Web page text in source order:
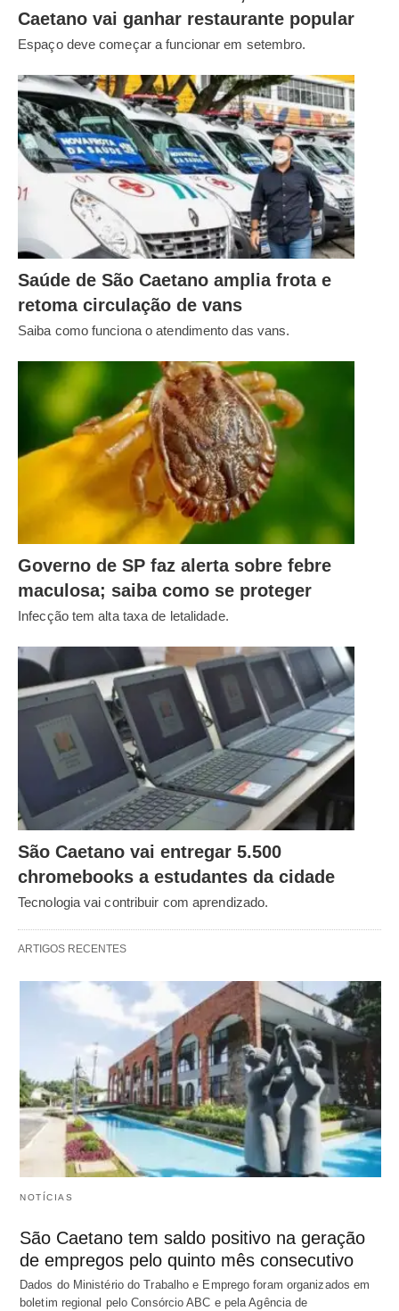
Caetano vai ganhar restaurante popular
Espaço deve começar a funcionar em setembro.
Saúde de São Caetano amplia frota e
retoma circulação de vans
Saiba como funciona o atendimento das vans.
Governo de SP faz alerta sobre febre
maculosa; saiba como se proteger
Infecção tem alta taxa de letalidade.
São Caetano vai entregar 5.500
chromebooks a estudantes da cidade
Tecnologia vai contribuir com aprendizado.
ARTIGOS RECENTES
NOTÍCIAS
São Caetano tem saldo positivo na geração
de empregos pelo quinto mês consecutivo
Dados do Ministério do Trabalho e Emprego foram organizados em
boletim regional pelo Consórcio ABC e pela Agência de